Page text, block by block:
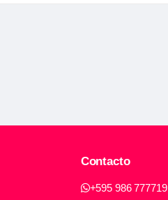
Contacto
+595 986 777719